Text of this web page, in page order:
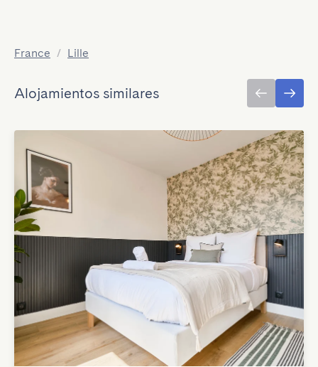
France / Lille
Alojamientos similares